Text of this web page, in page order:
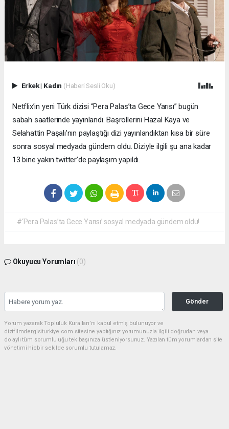
Erkek| Kadın (Haberi Sesli Oku)
Netflix’in yeni Türk dizisi “Pera Palas’ta Gece Yarısı” bugün
sabah saatlerinde yayınlandı. Başrollerini Hazal Kaya ve
Selahattin Paşalı’nın paylaştığı dizi yayınlandıktan kısa bir süre
sonra sosyal medyada gündem oldu. Diziyle ilgili şu ana kadar
13 bine yakın twitter’de paylaşım yapıldı.
#‘Pera Palas’ta Gece Yarısı’ sosyal medyada gündem oldu!
Okuyucu Yorumları (0)
Gönder
Yorum yazarak Topluluk Kuralları’nı kabul etmiş bulunuyor ve
dizifilmdergisiturkiye.com sitesine yaptığınız yorumunuzla ilgili doğrudan veya
dolaylı tüm sorumluluğu tek başınıza üstleniyorsunuz. Yazılan tüm yorumlardan site
yönetimi hiçbir şekilde sorumlu tutulamaz.